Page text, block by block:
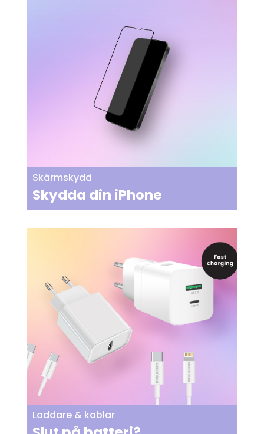
Skärmskydd
Skydda din iPhone
Laddare & kablar